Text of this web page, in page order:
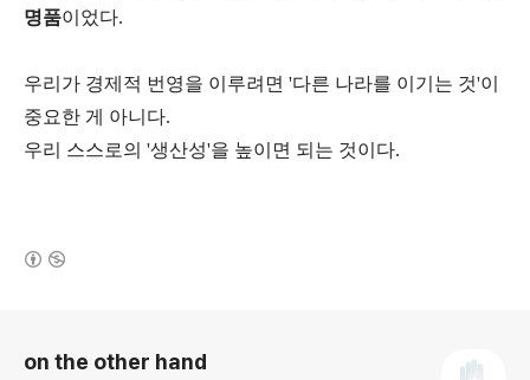
명품이었다.
우리가 경제적 번영을 이루려면 '다른 나라를 이기는 것'이
중요한 게 아니다.
우리 스스로의 '생산성'을 높이면 되는 것이다.
on the other hand